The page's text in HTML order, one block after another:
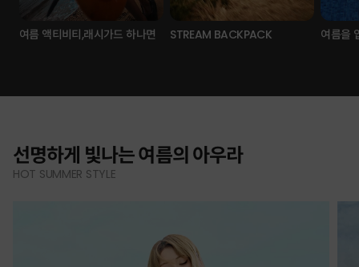
여름 액티비티,래시가드 하나면 STREAM BACKPACK 여름을
선명하게 빛나는 여름의 아우라
HOT SUMMER STYLE